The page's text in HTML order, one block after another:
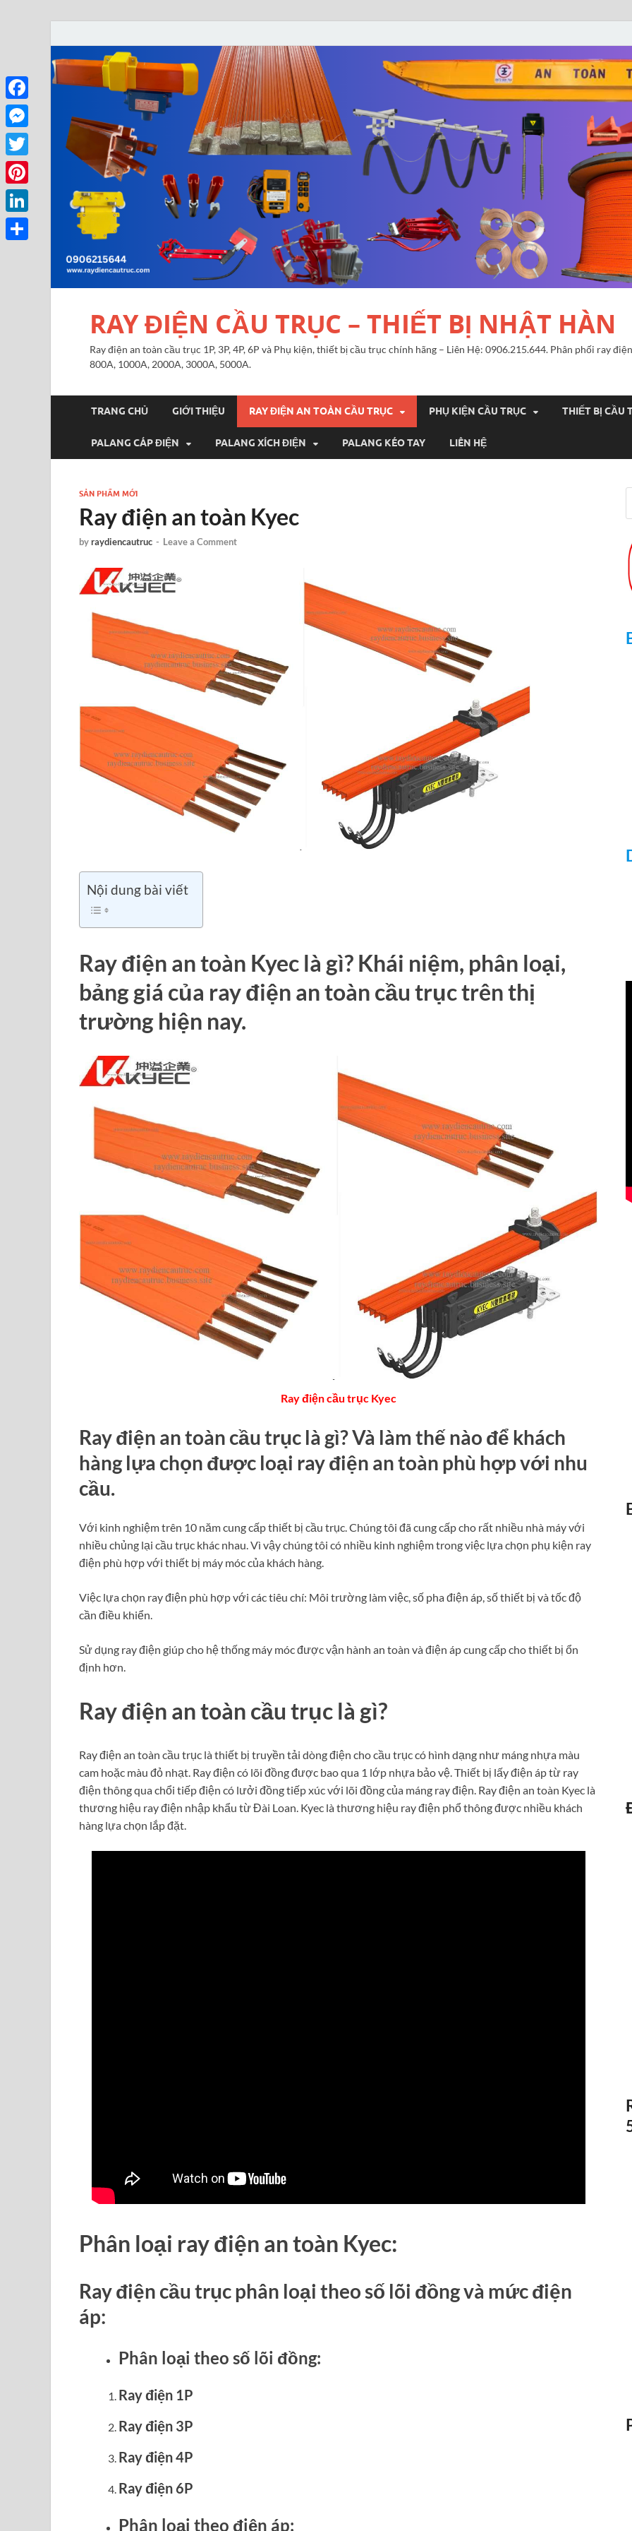
RAY ĐIỆN CẦU TRỤC – THIẾT BỊ NHẬT HÀN
Ray điện an toàn cầu trục 1P, 3P, 4P, 6P và Phụ kiện, thiết bị cầu trục chính hãng – Liên Hệ: 0906.215.644. Phân phối ray
800A, 1000A, 2000A, 3000A, 5000A.
TRANG CHỦ GIỚI THIỆU RAY ĐIỆN AN TOÀN CẦU TRỤC PHỤ KIỆN CẦU TRỤC THIẾT BỊ CẦU
PALANG CÁP ĐIỆN PALANG XÍCH ĐIỆN PALANG KÉO TAY LIÊN HỆ
SẢN PHẨM MỚI
Ray điện an toàn Kyec
byraydiencautruc - Leave a Comment
Nội dung bài viết
Ray điện an toàn Kyec là gì? Khái niệm, phân loại,
bảng giá của ray điện an toàn cầu trục trên thị
trường hiện nay.
Ray điện cầu trục Kyec
Ray điện an toàn cầu trục là gì? Và làm thế nào để khách
hàng lựa chọn được loại ray điện an toàn phù hợp với nhu
cầu.
Với kinh nghiệm trên 10 năm cung cấp thiết bị cầu trục. Chúng tôi đã cung cấp cho rất nhiều nhà máy với
nhiều chủng lại cầu trục khác nhau. Vì vậy chúng tôi có nhiều kinh nghiệm trong việc lựa chọn phụ kiện ray
điện phù hợp với thiết bị máy móc của khách hàng.
Việc lựa chọn ray điện phù hợp với các tiêu chí: Môi trường làm việc, số pha điện áp, số thiết bị và tốc độ
cần điều khiển.
Sử dụng ray điện giúp cho hệ thống máy móc được vận hành an toàn và điện áp cung cấp cho thiết bị ổn
định hơn.
Ray điện an toàn cầu trục là gì?
Ray điện an toàn cầu trục là thiết bị truyền tải dòng điện cho cầu trục có hình dạng như máng nhựa màu
cam hoặc màu đỏ nhạt. Ray điện có lõi đồng được bao qua 1 lớp nhựa bảo vệ. Thiết bị lấy điện áp từ ray
điện thông qua chổi tiếp điện có lưởi đồng tiếp xúc với lõi đồng của máng ray điện. Ray điện an toàn Kyec là
thương hiệu ray điện nhập khẩu từ Đài Loan. Kyec là thương hiệu ray điện phổ thông được nhiều khách
hàng lựa chọn lắp đặt.
Phân loại ray điện an toàn Kyec:
Ray điện cầu trục phân loại theo số lõi đồng và mức điện
áp:
Phân loại theo số lõi đồng:
Ray điện 1P
Ray điện 3P
Ray điện 4P
Ray điện 6P
Phân loại theo điện áp:
Facebook
Messenger
Twitter
Pinterest
LinkedIn